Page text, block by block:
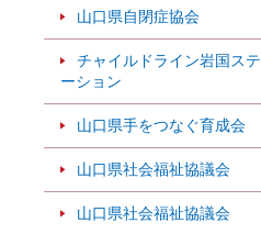
山口県自閉症協会
チャイルドライン岩国ステ
ーション
山口県手をつなぐ育成会
山口県社会福祉協議会
山口県社会福祉協議会